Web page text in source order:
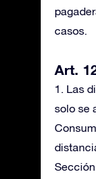
casos.
Art.
1. Las
solo se